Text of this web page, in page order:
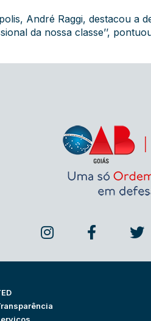
André Raggi, destacou a
da nossa classe’’,